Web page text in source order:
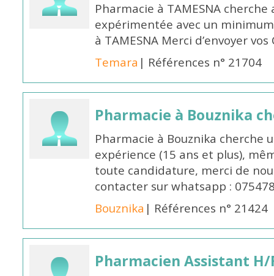
Pharmacie à TAMESNA
expérimentée avec un
à TAMESNA Merci d’envoyer
Temara | Références n° 21704
Pharmacie à Bouznika
Pharmacie à Bouznika cherche
expérience (15 ans et plus),
toute candidature, merci de
contacter sur whatsapp :
Bouznika | Références n° 21424
Pharmacien Assistant